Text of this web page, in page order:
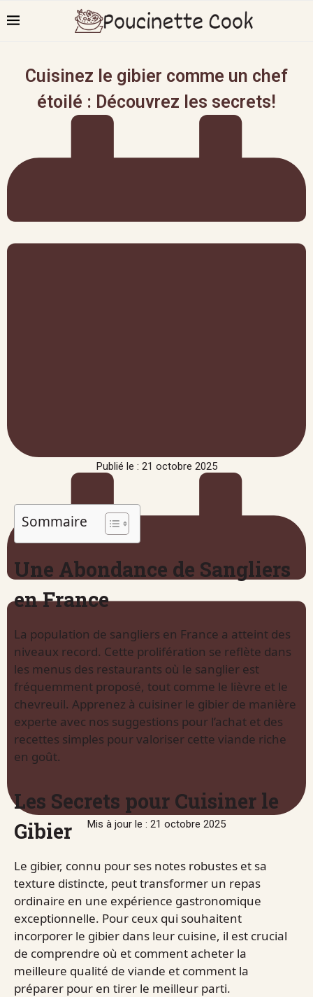
Cuisinez le gibier comme un chef
étoilé : Découvrez les secrets!
Publié le : 21 octobre 2025
Mis à jour le : 21 octobre 2025
Sommaire
Une Abondance de Sangliers
en France
La population de sangliers en France a atteint des
niveaux record. Cette prolifération se reflète dans
les menus des restaurants où le sanglier est
fréquemment proposé, tout comme le lièvre et le
chevreuil. Apprenez à cuisiner le gibier de manière
experte avec nos suggestions pour l’achat et des
recettes simples pour valoriser cette viande riche
en goût.
Les Secrets pour Cuisiner le
Gibier
Le gibier, connu pour ses notes robustes et sa
texture distincte, peut transformer un repas
ordinaire en une expérience gastronomique
exceptionnelle. Pour ceux qui souhaitent
incorporer le gibier dans leur cuisine, il est crucial
de comprendre où et comment acheter la
meilleure qualité de viande et comment la
préparer pour en tirer le meilleur parti.